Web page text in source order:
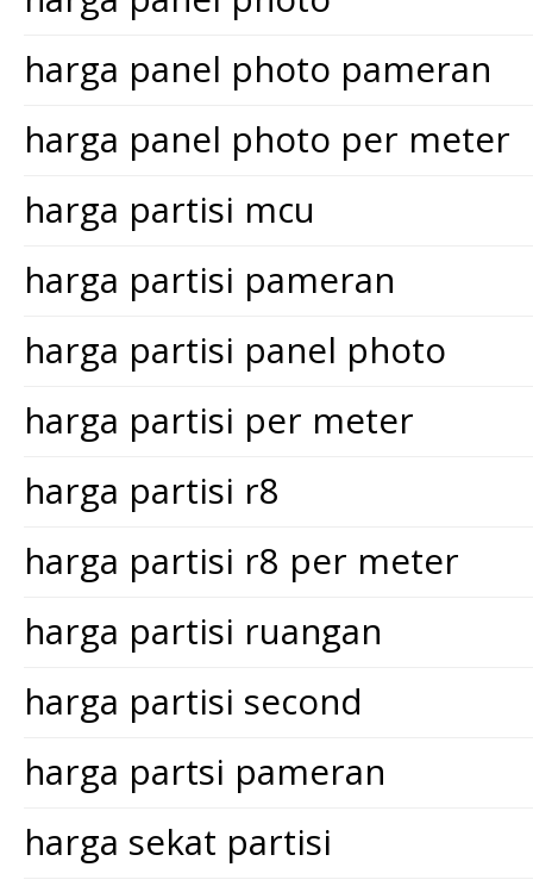
harga panel photo pameran
harga panel photo per meter
harga partisi mcu
harga partisi pameran
harga partisi panel photo
harga partisi per meter
harga partisi r8
harga partisi r8 per meter
harga partisi ruangan
harga partisi second
harga partsi pameran
harga sekat partisi